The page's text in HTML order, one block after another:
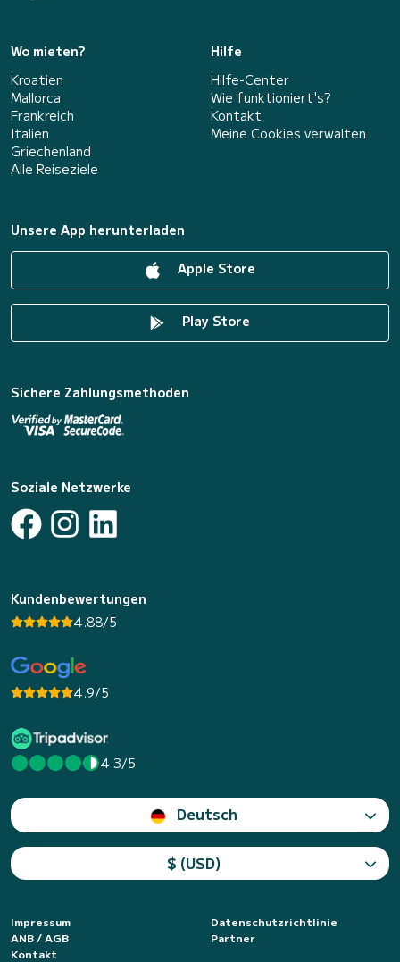
Wo mieten?
Kroatien
Mallorca
Frankreich
Italien
Griechenland
Alle Reiseziele
Hilfe
Hilfe-Center
Wie funktioniert's?
Kontakt
Meine Cookies verwalten
Unsere App herunterladen
Apple Store
Play Store
Sichere Zahlungsmethoden
Soziale Netzwerke
Kundenbewertungen
4.88/5
4.9/5
4.3/5
Deutsch
$ (USD)
Impressum
Datenschutzrichtlinie
ANB / AGB
Partner
Kontakt